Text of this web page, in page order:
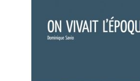
CONNAISSANCES ET
MON PETIT